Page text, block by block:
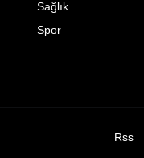
Sağlık
Spor
Rss